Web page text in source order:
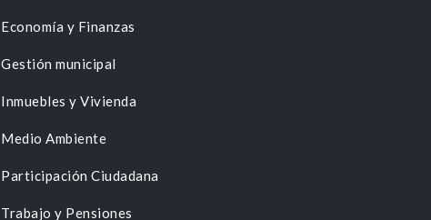
Economía y Finanzas
Gestión municipal
Inmuebles y Vivienda
Medio Ambiente
Participación Ciudadana
Trabajo y Pensiones